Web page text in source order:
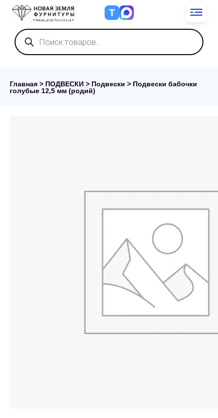
Т
Поиск
товаров
Главная > ПОДВЕСКИ > Подвески > Подвески бабочки
голубые 12,5 мм (родий)